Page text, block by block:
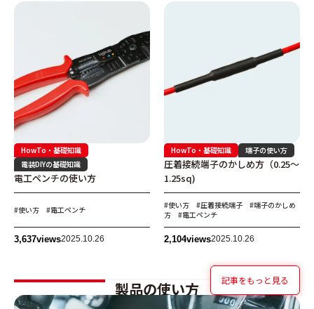
HowTo・基礎知識
電装DIYの基礎知識
電工ペンチの使い方
#使い方 #電工ペンチ
3,637views2025.10.26
HowTo・基礎知識 端子の使い方
圧着接続端子のかしめ方（0.25〜
1.25sq)
#使い方 #圧着接続端子
#端子のかしめ
方
#電工ペンチ
2,104views2025.10.26
製品の使い方
HOW-TO USE
記事をもっと見る